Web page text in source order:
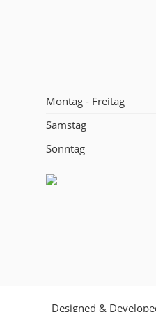
Montag - Freitag
Samstag
Sonntag
Designed &